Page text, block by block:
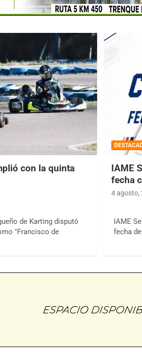
con la quinta
de Karting disputó
"Francisco de
IAME
fecha
4 agosto,
IAME
fecha